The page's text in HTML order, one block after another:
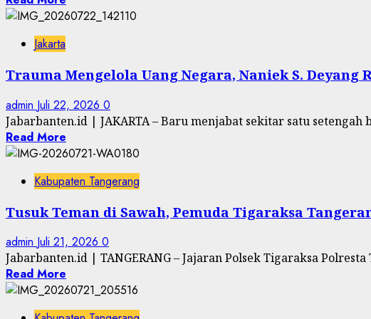
Jakarta
Trauma Mengelola Uang Negara, Naniek S. Deyang
admin Juli 22, 2026 0
Jabarbanten.id | JAKARTA – Baru menjabat sekitar satu
Read More
Kabupaten Tangerang
Tusuk Teman di Sawah, Pemuda Tigaraksa
admin Juli 21, 2026 0
Jabarbanten.id | TANGERANG – Jajaran Polsek Tigaraksa
Read More